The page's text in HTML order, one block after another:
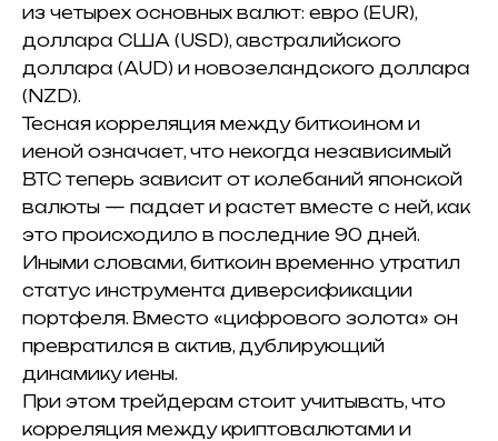
из четырех основных валют: евро (EUR),
доллара США (USD), австралийского
доллара (AUD) и новозеландского доллара
(NZD).
Тесная корреляция между биткоином и
иеной означает, что некогда независимый
BTC теперь зависит от колебаний японской
валюты — падает и растет вместе с ней, как
это происходило в последние 90 дней.
Иными словами, биткоин временно утратил
статус инструмента диверсификации
портфеля. Вместо «цифрового золота» он
превратился в актив, дублирующий
динамику иены.
При этом трейдерам стоит учитывать, что
корреляция между криптовалютами и